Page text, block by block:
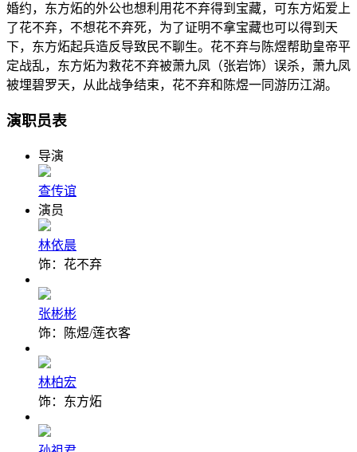
婚约，东方炻的外公也想利用花不弃得到宝藏，可东方炻爱上
了花不弃，不想花不弃死，为了证明不拿宝藏也可以得到天
下，东方炻起兵造反导致民不聊生。花不弃与陈煜帮助皇帝平
定战乱，东方炻为救花不弃被萧九凤（张岩饰）误杀，萧九凤
被埋碧罗天，从此战争结束，花不弃和陈煜一同游历江湖。
演职员表
导演
查传谊
演员
林依晨
饰：花不弃
张彬彬
饰：陈煜/莲衣客
林柏宏
饰：东方炻